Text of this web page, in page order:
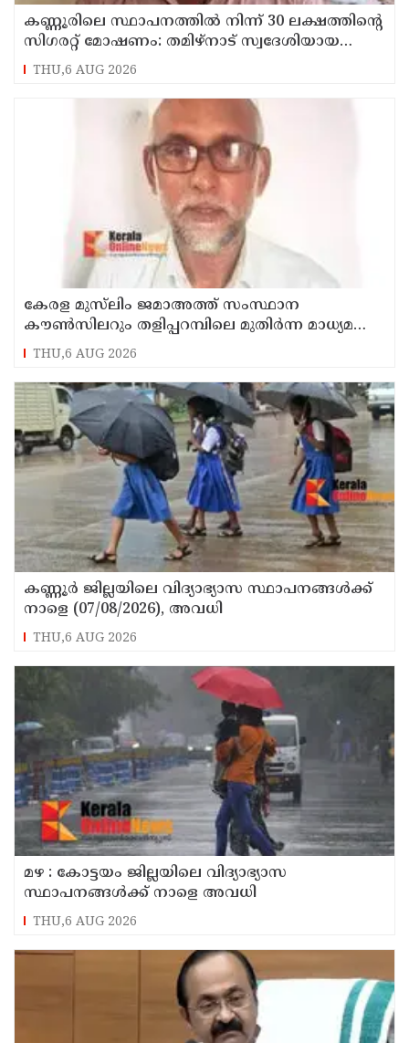
കണ്ണൂരിലെ സ്ഥാപനത്തിൽ നിന്ന് 30 ലക്ഷത്തിന്റെ
സിഗരറ്റ് മോഷണം: തമിഴ്‌നാട് സ്വദേശിയായ
സെയിൽസ്മാൻ തെങ്കാശിയിൽ പിടിയിൽ
THU,6 AUG 2026
കേരള മുസ്‌ലിം ജമാഅത്ത് സംസ്ഥാന
കൗൺസിലറും തളിപ്പറമ്പിലെ മുതിർന്ന മാധ്യമ
പ്രവർത്തകനുമായ ബി എ അലി മൊഗ്രാൽ
നിര്യാതനായി
THU,6 AUG 2026
കണ്ണൂർ ജില്ലയിലെ വിദ്യാഭ്യാസ സ്ഥാപനങ്ങള്‍ക്ക്
നാളെ (07/08/2026), അവധി
THU,6 AUG 2026
മഴ : കോട്ടയം ജില്ലയിലെ വിദ്യാഭ്യാസ
സ്ഥാപനങ്ങൾക്ക് നാളെ അവധി
THU,6 AUG 2026